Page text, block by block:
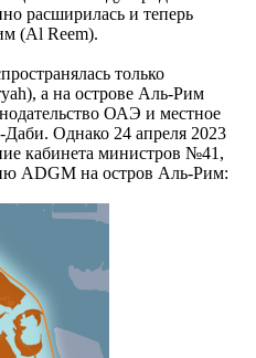
расширилась и теперь
(Al Reem).
только
а на острове Аль-Рим
ОАЭ и местное
Даби. Однако 24 апреля 2023
кабинета министров №41,
ADGM на остров Аль-Рим: